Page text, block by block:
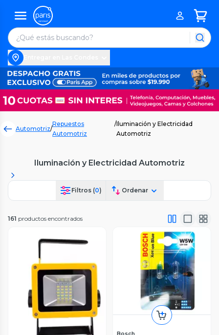
Automotriz/
Repuestos
Automotriz
/Iluminación y Electricidad
Automotriz
Iluminación y Electricidad Automotriz
Filtros (0) Ordenar
161 productos encontrados
Bosch